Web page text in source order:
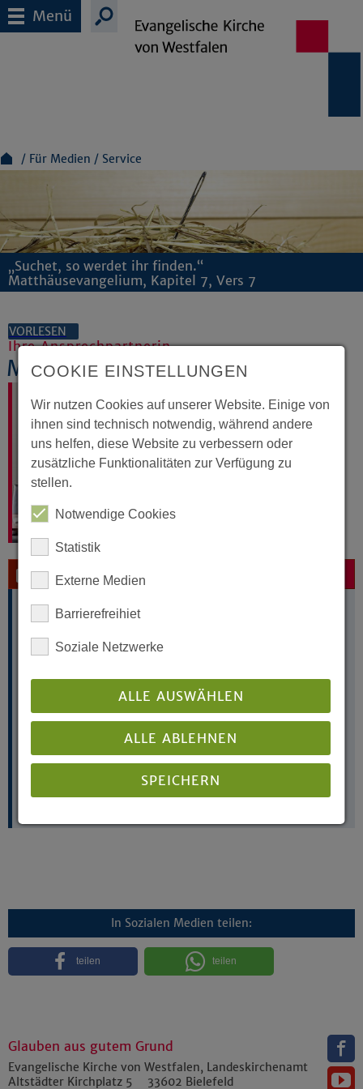
Menü
Für Medien Service
„Suchet, so werdet ihr finden.“
Matthäusevangelium, Kapitel 7, Vers 7
VORLESEN
Ihre Ansprechpartnerin
Maria Schulz
Maria Schulz
Sekretariat
Landeskirchenamt
Telefon: 0521 594-382
maria.schulz@ekvw.de
Fachstelle „Prävention und Intervention der EKvW“
In Sozialen Medien teilen:
teilen teilen
Glauben aus gutem Grund
Evangelische Kirche von Westfalen, Landeskirchenamt
Altstädter Kirchplatz 5
33602 Bielefeld
COOKIE EINSTELLUNGEN
Wir nutzen Cookies auf unserer Website. Einige von
ihnen sind technisch notwendig, während andere
uns helfen, diese Website zu verbessern oder
zusätzliche Funktionalitäten zur Verfügung zu
stellen.
Notwendige Cookies
Statistik
Externe Medien
Barrierefreihiet
Soziale Netzwerke
ALLE AUSWÄHLEN
ALLE ABLEHNEN
SPEICHERN